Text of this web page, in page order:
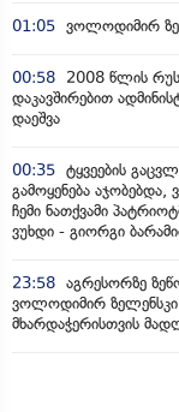
01:05 ვოლოდიმირ
00:58
2008 წლის
დაკავშირებით
დაეშვა
00:35 ტყვეების
გამოყენება
ჩემი ნათქვამი
ვუხდი - გიორგი
23:58 აგრესორზე
ვოლოდიმირ ზელენსკი
მხარდაჭერისთვის